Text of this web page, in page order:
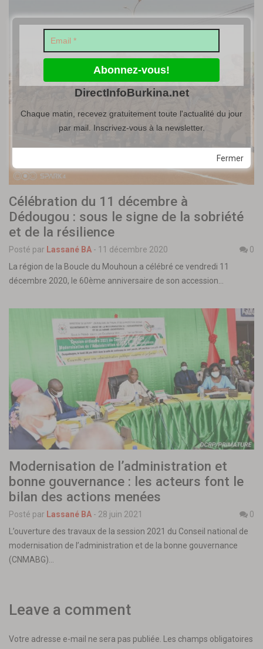
Célébration du 11 décembre à
Dédougou : sous le signe de la sobriété
et de la résilience
Posté par Lassané BA - 11 décembre 2020
0
La région de la Boucle du Mouhoun a célébré ce vendredi 11
décembre 2020, le 60ème anniversaire de son accession…
Modernisation de l’administration et
bonne gouvernance : les acteurs font le
bilan des actions menées
Posté par Lassané BA - 28 juin 2021
0
L’ouverture des travaux de la session 2021 du Conseil national de
modernisation de l’administration et de la bonne gouvernance
(CNMABG)…
Leave a comment
Votre adresse e-mail ne sera pas publiée.
Les champs obligatoires
Fermer
DirectInfoBurkina.net
Chaque matin, recevez gratuitement toute l'actualité du jour
par mail. Inscrivez-vous à la newsletter.